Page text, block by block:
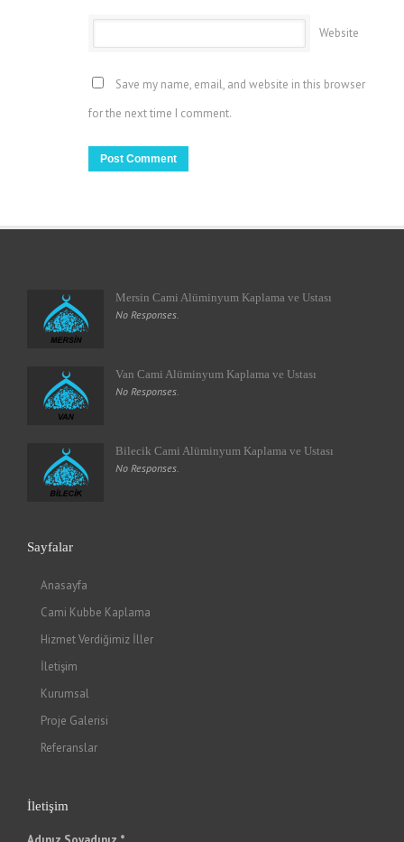
Website
Save my name, email, and website in this browser
for the next time I comment.
Mersin Cami Alüminyum Kaplama ve Ustası
No Responses.
Van Cami Alüminyum Kaplama ve Ustası
No Responses.
Bilecik Cami Alüminyum Kaplama ve Ustası
No Responses.
Sayfalar
Anasayfa
Cami Kubbe Kaplama
Hizmet Verdiğimiz İller
İletişim
Kurumsal
Proje Galerisi
Referanslar
İletişim